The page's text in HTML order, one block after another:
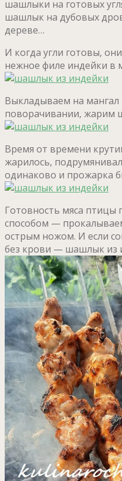
шашлыки на готовых
шашлык на дубовых
дереве…
И когда угли готовы,
нежное филе индейки в
Выкладываем на
поворачивании, жарим
Время от времени
жарилось,
одинаково и прожарка
Готовность мяса
способом —
острым ножом. И если
без крови — шашлык из